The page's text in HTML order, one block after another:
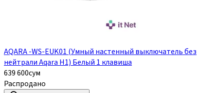
AQARA -WS-EUK01 (Умный настенный выключатель без
нейтрали Aqara H1) Белый 1 клавиша
639 600сум
Распродано